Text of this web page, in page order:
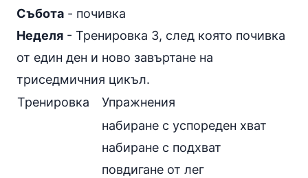
Събота - почивка
Неделя - Тренировка 3, след която почивка
от един ден и ново завъртане на
триседмичния цикъл.
Тренировка
Упражнения
набиране с успореден хват
набиране с подхват
повдигане от лег